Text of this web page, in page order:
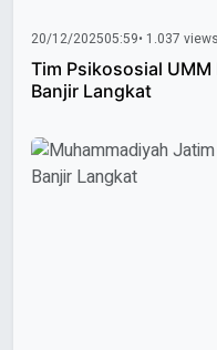
20/12/202505:59• 1.037 views
Tim Psikososial
Banjir Langkat